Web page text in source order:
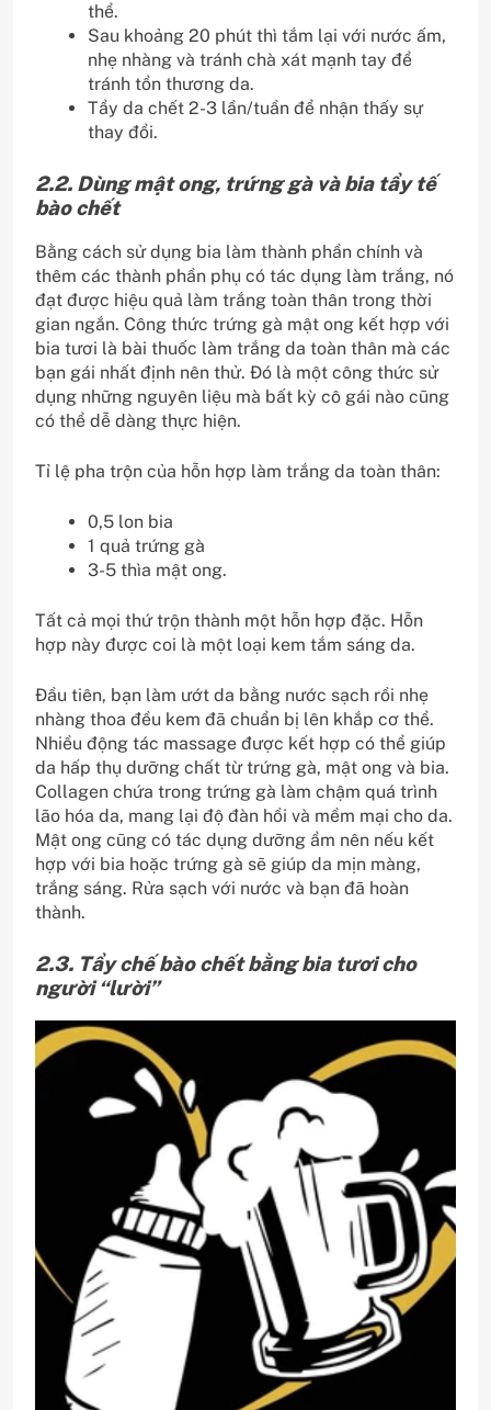
thể.
Sau khoảng 20 phút thì tắm lại với nước ấm,
nhẹ nhàng và tránh chà xát mạnh tay để
tránh tổn thương da.
Tẩy da chết 2-3 lần/tuần để nhận thấy sự
thay đổi.
2.2. Dùng mật ong, trứng gà và bia tẩy tế
bào chết
Bằng cách sử dụng bia làm thành phần chính và
thêm các thành phần phụ có tác dụng làm trắng, nó
đạt được hiệu quả làm trắng toàn thân trong thời
gian ngắn. Công thức trứng gà mật ong kết hợp với
bia tươi là bài thuốc làm trắng da toàn thân mà các
bạn gái nhất định nên thử. Đó là một công thức sử
dụng những nguyên liệu mà bất kỳ cô gái nào cũng
có thể dễ dàng thực hiện.
Tỉ lệ pha trộn của hỗn hợp làm trắng da toàn thân:
0,5 lon bia
1 quả trứng gà
3-5 thìa mật ong.
Tất cả mọi thứ trộn thành một hỗn hợp đặc. Hỗn
hợp này được coi là một loại kem tắm sáng da.
Đầu tiên, bạn làm ướt da bằng nước sạch rồi nhẹ
nhàng thoa đều kem đã chuẩn bị lên khắp cơ thể.
Nhiều động tác massage được kết hợp có thể giúp
da hấp thụ dưỡng chất từ ​​trứng gà, mật ong và bia.
Collagen chứa trong trứng gà làm chậm quá trình
lão hóa da, mang lại độ đàn hồi và mềm mại cho da.
Mật ong cũng có tác dụng dưỡng ẩm nên nếu kết
hợp với bia hoặc trứng gà sẽ giúp da mịn màng,
trắng sáng. Rửa sạch với nước và bạn đã hoàn
thành.
2.3. Tẩy chế bào chết bằng bia tươi cho
người “lười”